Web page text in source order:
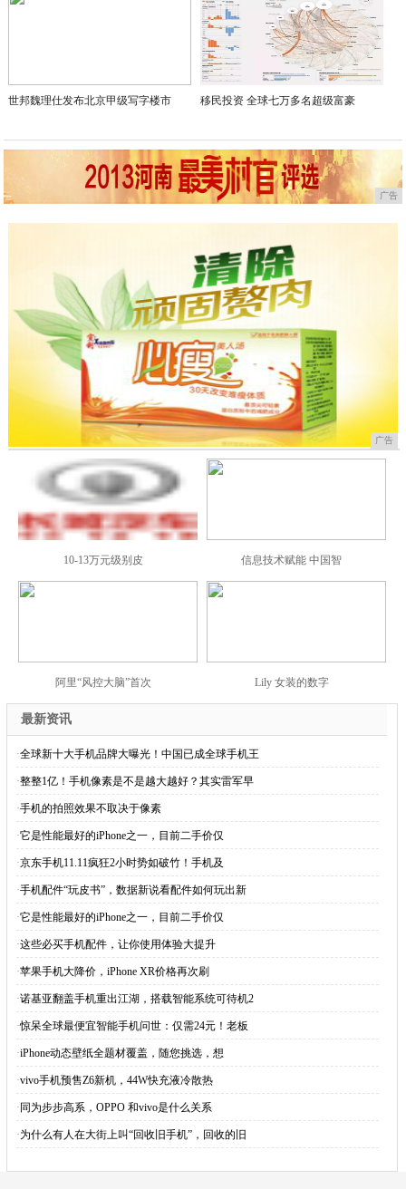
世邦魏理仕发布北京甲级写字楼市 移民投资 全球七万多名超级富豪
广告
广告
10-13万元级别皮 信息技术赋能 中国智
阿里“风控大脑”首次 Lily 女装的数字
最新资讯
·全球新十大手机品牌大曝光！中国已成全球手机王
·整整1亿！手机像素是不是越大越好？其实雷军早
·手机的拍照效果不取决于像素
·它是性能最好的iPhone之一，目前二手价仅
·京东手机11.11疯狂2小时势如破竹！手机及
·手机配件“玩皮书”，数据新说看配件如何玩出新
·它是性能最好的iPhone之一，目前二手价仅
·这些必买手机配件，让你使用体验大提升
·苹果手机大降价，iPhone XR价格再次刷
·诺基亚翻盖手机重出江湖，搭载智能系统可待机2
·惊呆全球最便宜智能手机问世：仅需24元！老板
·iPhone动态壁纸全题材覆盖，随您挑选，想
·vivo手机预售Z6新机，44W快充液冷散热
· 同为步步高系，OPPO 和vivo是什么关系
·为什么有人在大街上叫“回收旧手机”，回收的旧